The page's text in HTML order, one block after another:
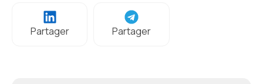
Partager Partager